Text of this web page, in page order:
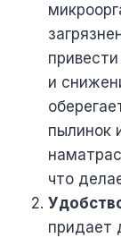
и
пылинок
что
придает